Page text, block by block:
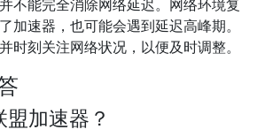
不能完全消除网络延迟。网络环境复
加速器，也可能会遇到延迟高峰期。
时刻关注网络状况，以便及时调整。
加速器？